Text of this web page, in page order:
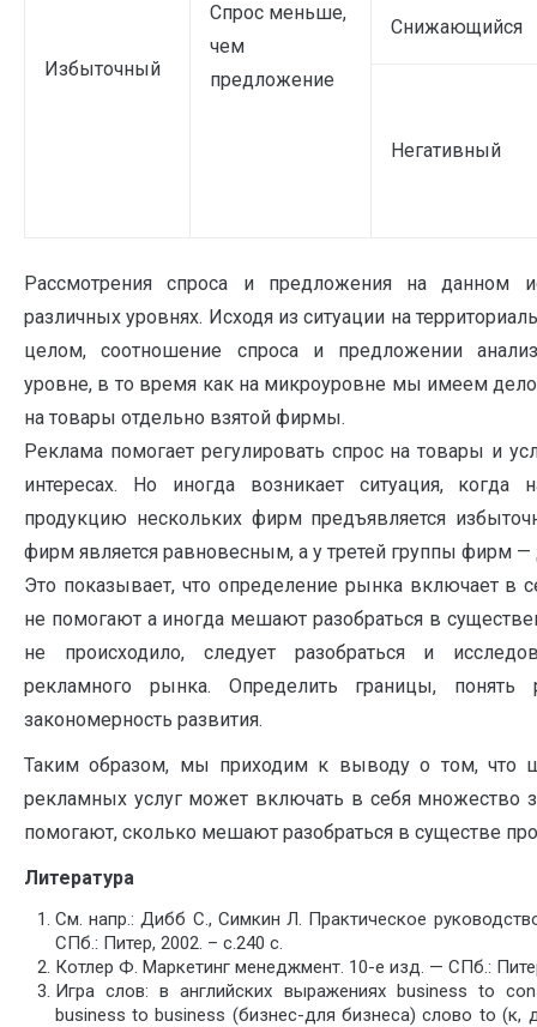
Избыточный
Спрос меньше,
чем
предложение
Снижающийся
Негативный
Рассмотрения спроса и предложения на данном
различных уровнях. Исходя из ситуации на
целом, соотношение спроса и предложении
уровне, в то время как на микроуровне мы имеем
на товары отдельно взятой фирмы.
Реклама помогает регулировать спрос на товары и
интересах. Но иногда возникает ситуация,
продукцию нескольких фирм предъявляется
фирм является равновесным, а у третей группы фирм
Это показывает, что определение рынка включает в
не помогают а иногда мешают разобраться в
не происходило, следует разобраться и
рекламного рынка. Определить границы,
закономерность развития.
Таким образом, мы приходим к выводу о том, что
рекламных услуг может включать в себя множество
помогают, сколько мешают разобраться в существе
Литература
См. напр.: Дибб С., Симкин Л. Практическое
СПб.: Питер, 2002. – с.240 с.
Котлер Ф. Маркетинг менеджмент. 10-е изд. — СПб.:
Игра слов: в английских выражениях business to
business to business (бизнес-для бизнеса) слово to (к,